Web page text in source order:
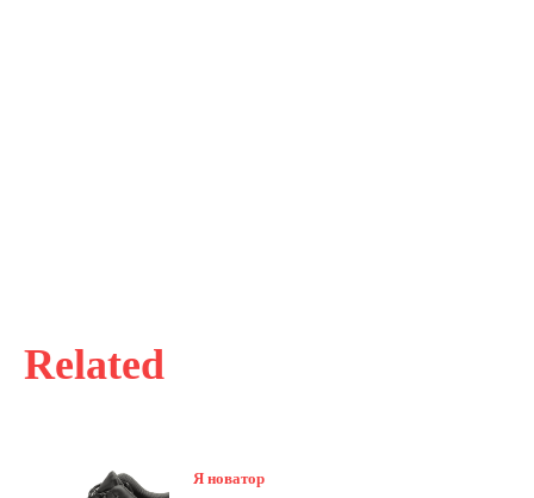
Related
Я новатор